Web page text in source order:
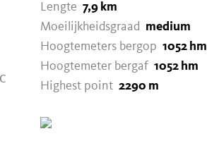
Lengte 7,9 km
Moeilijkheidsgraad
medium
Hoogtemeters bergop 1052 hm
Hoogtemeter bergaf 1052 hm
Highest point 2290 m